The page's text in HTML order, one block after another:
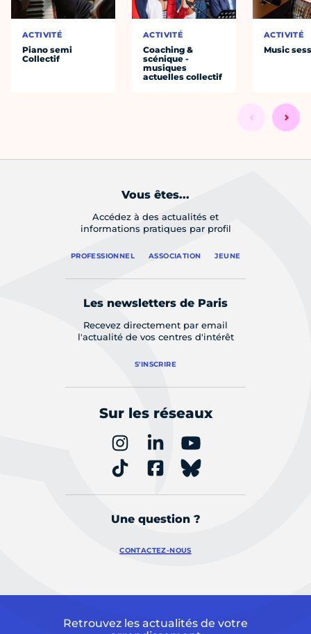
ACTIVITÉ
Piano semi
Collectif
ACTIVITÉ
Coaching &
scénique -
musiques
actuelles collectif
ACTIVITÉ
Music
Vous êtes...
Accédez à des actualités et
informations pratiques par profil
PROFESSIONNEL ASSOCIATION JEUNE
Les newsletters de Paris
Recevez directement par email
l'actualité de vos centres d'intérêt
S'INSCRIRE
Sur les réseaux
Une question ?
CONTACTEZ-NOUS
Retrouvez les actualités de votre